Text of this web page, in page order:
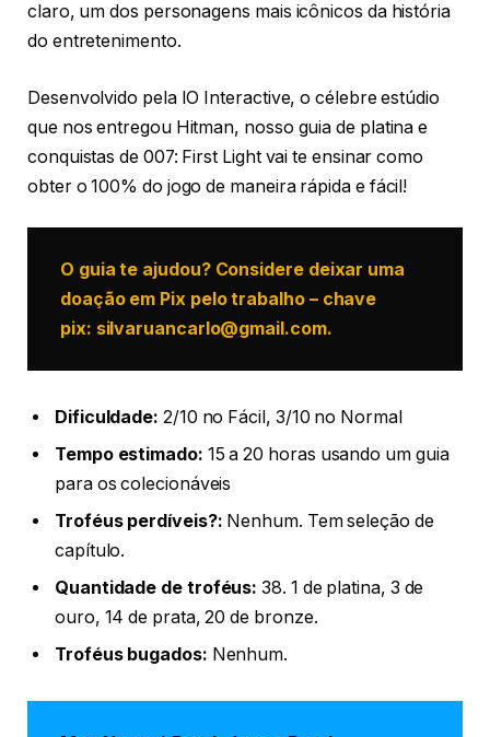
claro, um dos personagens mais icônicos da história
do entretenimento.
Desenvolvido pela IO Interactive, o célebre estúdio
que nos entregou Hitman, nosso guia de platina e
conquistas de 007: First Light vai te ensinar como
obter o 100% do jogo de maneira rápida e fácil!
O guia te ajudou? Considere deixar uma
doação em Pix pelo trabalho – chave
pix: silvaruancarlo@gmail.com.
Dificuldade: 2/10 no Fácil, 3/10 no Normal
Tempo estimado: 15 a 20 horas usando um guia
para os colecionáveis
Troféus perdíveis?: Nenhum. Tem seleção de
capítulo.
Quantidade de troféus: 38. 1 de platina, 3 de
ouro, 14 de prata, 20 de bronze.
Troféus bugados: Nenhum.